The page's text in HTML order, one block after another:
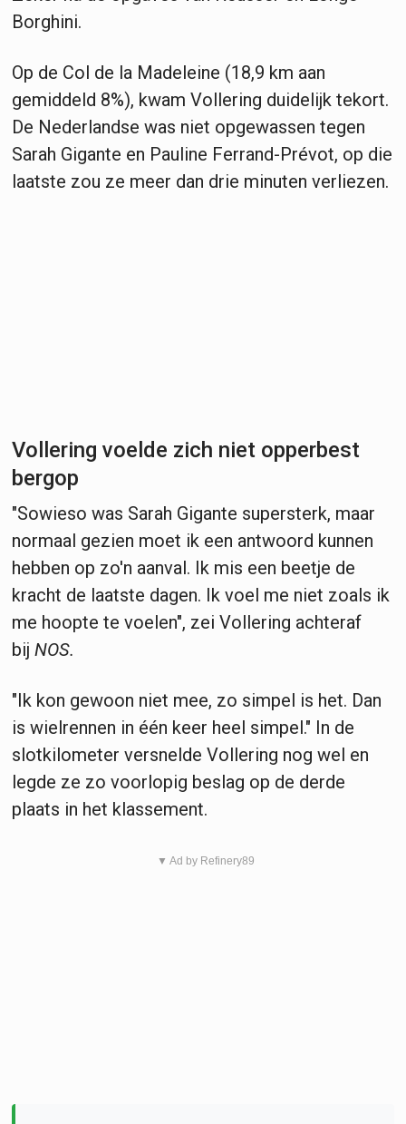
Borghini.
Op de Col de la Madeleine (18,9 km aan
gemiddeld 8%), kwam Vollering duidelijk tekort.
De Nederlandse was niet opgewassen tegen
Sarah Gigante en Pauline Ferrand-Prévot, op die
laatste zou ze meer dan drie minuten verliezen.
Vollering voelde zich niet opperbest
bergop
"Sowieso was Sarah Gigante supersterk, maar
normaal gezien moet ik een antwoord kunnen
hebben op zo'n aanval. Ik mis een beetje de
kracht de laatste dagen. Ik voel me niet zoals ik
me hoopte te voelen", zei Vollering achteraf
bij NOS.
"Ik kon gewoon niet mee, zo simpel is het. Dan
is wielrennen in één keer heel simpel." In de
slotkilometer versnelde Vollering nog wel en
legde ze zo voorlopig beslag op de derde
plaats in het klassement.
▼ Ad by Refinery89